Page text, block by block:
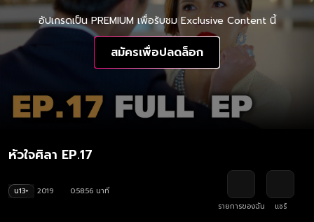
อัปเกรดเป็น PREMIUM เพื่อรับชม Exclusive Content นี้
สมัครเพื่อปลดล็อก
หัวใจศิลา EP.17
น13+ 2019
0:58:56 นาที
รายการของฉัน
แชร์